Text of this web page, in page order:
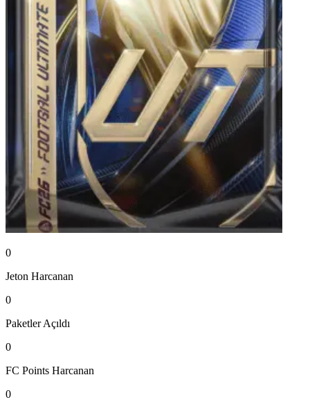
0
Jeton Harcanan
0
Paketler Açıldı
0
FC Points Harcanan
0